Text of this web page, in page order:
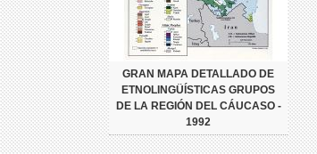
GRAN MAPA DETALLADO DE
ETNOLINGÜÍSTICAS GRUPOS
DE LA REGIÓN DEL CÁUCASO -
1992